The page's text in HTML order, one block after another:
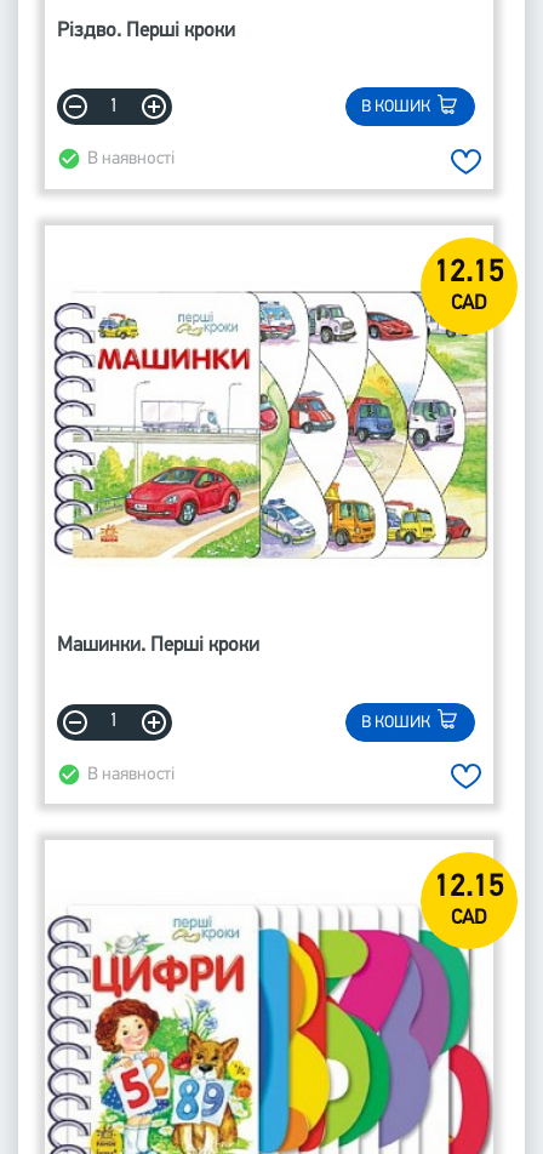
Різдво. Перші кроки
В КОШИК
В наявності
12.15
CAD
Машинки. Перші кроки
В КОШИК
В наявності
12.15
CAD